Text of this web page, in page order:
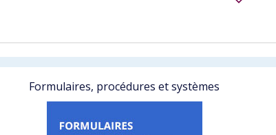
Formulaires, procédures et systèmes